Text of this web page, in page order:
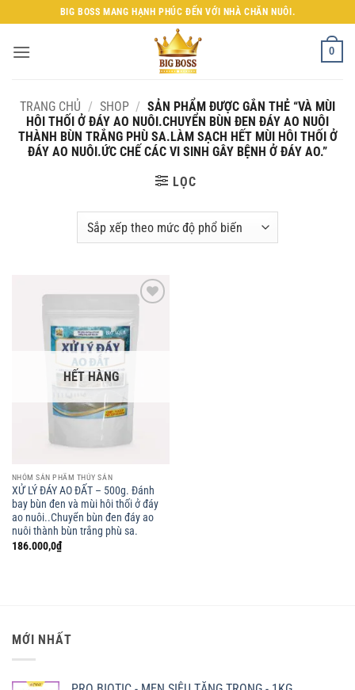
qua
nội
BIG BOSS MANG HẠNH PHÚC ĐẾN VỚI NHÀ CHĂN NUÔI.
0
TRANG CHỦ / SHOP / SẢN PHẨM ĐƯỢC GẮN THẺ “VÀ MÙI
HÔI THỐI Ở ĐÁY AO NUÔI.CHUYỂN BÙN ĐEN ĐÁY AO NUÔI
THÀNH BÙN TRẮNG PHÙ SA.LÀM SẠCH HẾT MÙI HÔI THỐI Ở
ĐÁY AO NUÔI.ỨC CHẾ CÁC VI SINH GÂY BỆNH Ở ĐÁY AO.”
LỌC
HẾT HÀNG
NHÓM SẢN PHẨM THỦY SẢN
XỬ LÝ ĐÁY AO ĐẤT – 500g. Đánh
bay bùn đen và mùi hôi thối ở đáy
ao nuôi..Chuyển bùn đen đáy ao
nuôi thành bùn trắng phù sa.
186.000,0₫
MỚI NHẤT